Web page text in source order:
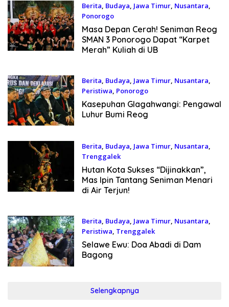
Berita, Budaya, Jawa Timur, Nusantara,
Ponorogo
3 Juni 2026
Masa Depan Cerah! Seniman Reog
SMAN 3 Ponorogo Dapat “Karpet
Merah” Kuliah di UB
Berita, Budaya, Jawa Timur, Nusantara,
Peristiwa, Ponorogo
28 Mei 2026
Kasepuhan Glagahwangi: Pengawal
Luhur Bumi Reog
Berita, Budaya, Jawa Timur, Nusantara,
Trenggalek
19 Mei 2026
Hutan Kota Sukses “Dijinakkan”,
Mas Ipin Tantang Seniman Menari
di Air Terjun!
Berita, Budaya, Jawa Timur, Nusantara,
Peristiwa, Trenggalek
9 Mei 2026
Selawe Ewu: Doa Abadi di Dam
Bagong
Selengkapnya